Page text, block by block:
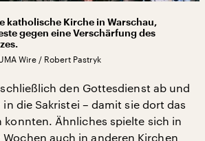
katholische Kirche in Warschau,
gegen eine Verschärfung des
Wire / Robert Pastryk
den Gottesdienst ab und
die Sakristei – damit sie dort das
konnten. Ähnliches spielte sich in
auch in anderen Kirchen